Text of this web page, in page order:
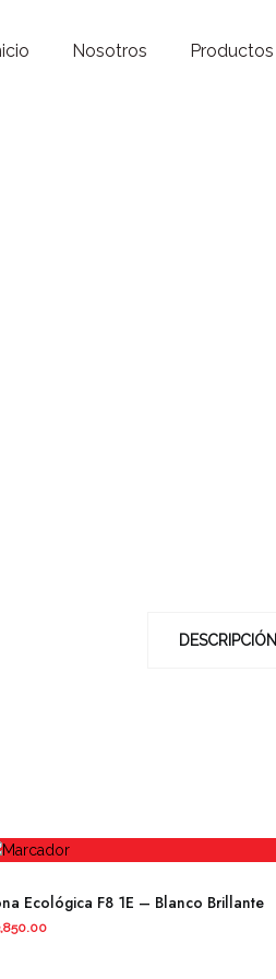
Nosotros Productos
DESCRIPCIÓN
Ecológica F8 1E – Blanco Brillante